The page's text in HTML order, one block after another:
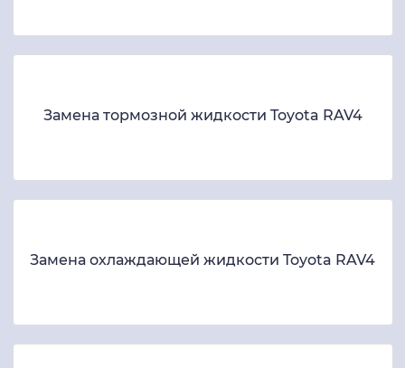
Замена тормозной жидкости Toyota RAV4
Замена охлаждающей жидкости Toyota RAV4